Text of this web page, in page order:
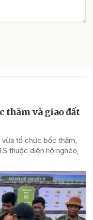
thăm và giao đất
vừa tổ chức bốc thăm,
thuộc diện hộ nghèo,